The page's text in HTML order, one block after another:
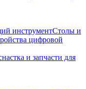
инструментСтолы и
цифровой
и запчасти для